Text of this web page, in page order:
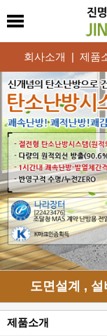
회사소개 | 제품
도면설계 ,
제품소개